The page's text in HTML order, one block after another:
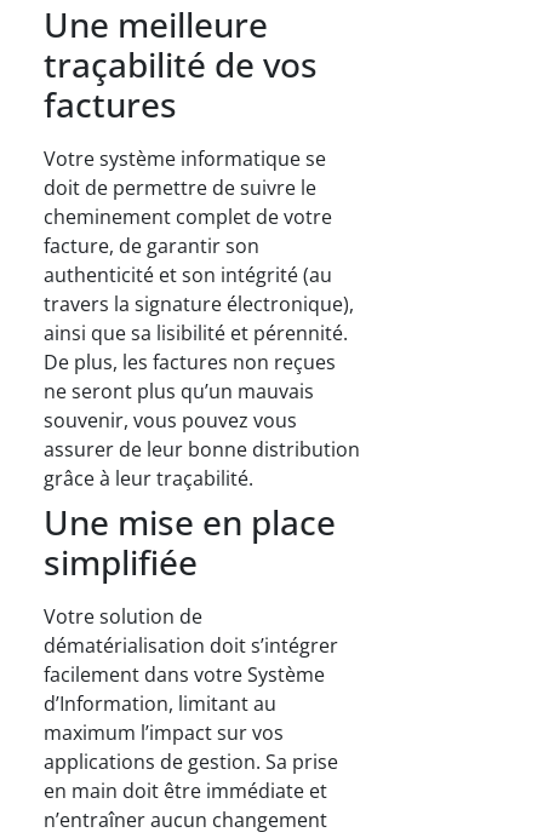
Une meilleure
traçabilité de vos
factures
Votre système informatique se
doit de permettre de suivre le
cheminement complet de votre
facture, de garantir son
authenticité et son intégrité (au
travers la signature électronique),
ainsi que sa lisibilité et pérennité.
De plus, les factures non reçues
ne seront plus qu’un mauvais
souvenir, vous pouvez vous
assurer de leur bonne distribution
grâce à leur traçabilité.
Une mise en place
simplifiée
Votre solution de
dématérialisation doit s’intégrer
facilement dans votre Système
d’Information, limitant au
maximum l’impact sur vos
applications de gestion. Sa prise
en main doit être immédiate et
n’entraîner aucun changement